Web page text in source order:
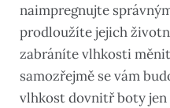
naimpregnujte
prodloužíte jejich
zabráníte vlhkosti
samozřejmě se vám
vlhkost dovnitř boty jen